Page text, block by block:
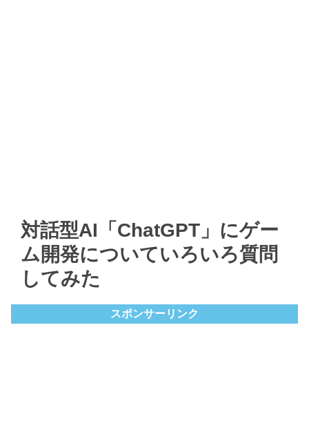
対話型AI「ChatGPT」にゲー
ム開発についていろいろ質問
してみた
スポンサーリンク